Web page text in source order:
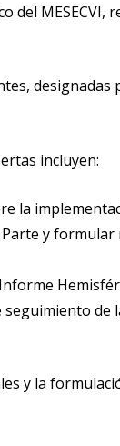
del
incluyen:
la
y
de
y la